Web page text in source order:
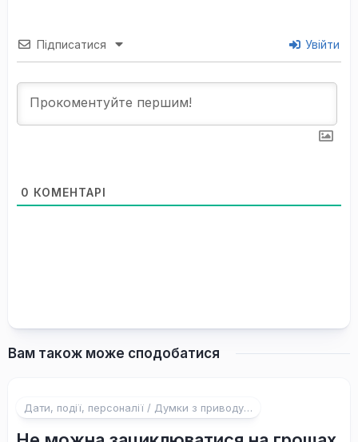
Підписатися Увійти
0 КОМЕНТАРІ
Вам також може сподобатися
Дати, події, персоналії / Думки з приводу…